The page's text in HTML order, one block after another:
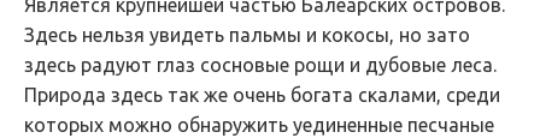
Является крупнейшей частью Балеарских островов.
Здесь нельзя увидеть пальмы и кокосы, но зато
здесь радуют глаз сосновые рощи и дубовые леса.
Природа здесь так же очень богата скалами, среди
которых можно обнаружить уединенные песчаные